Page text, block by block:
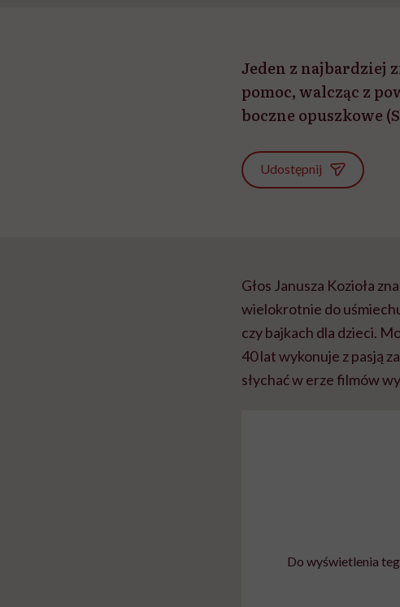
Jeden z najbardziej
pomoc, walcząc z
boczne opuszkowe
Udostępnij
Głos Janusza Kozioła
wielokrotnie do
czy bajkach dla dzieci.
40 lat wykonuje z pasją
słychać w erze filmów
Do wyświetlenia